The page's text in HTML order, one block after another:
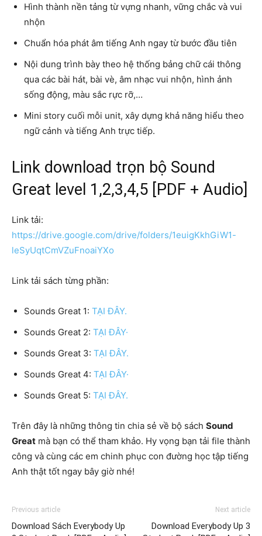
Hình thành nền tảng từ vựng nhanh, vững chắc và vui
nhộn
Chuẩn hóa phát âm tiếng Anh ngay từ bước đầu tiên
Nội dung trình bày theo hệ thống bảng chữ cái thông
qua các bài hát, bài vè, âm nhạc vui nhộn, hình ảnh
sống động, màu sắc rực rỡ,…
Mini story cuối mỗi unit, xây dựng khả năng hiểu theo
ngữ cảnh và tiếng Anh trực tiếp.
Link download trọn bộ Sound
Great level 1,2,3,4,5 [PDF + Audio]
Link tải:
https://drive.google.com/drive/folders/1euigKkhGiW1-
leSyUqtCmVZuFnoaiYXo
Link tải sách từng phần:
Sounds Great 1: TẠI ĐÂY.
Sounds Great 2: TẠI ĐÂY·
Sounds Great 3: TẠI ĐÂY.
Sounds Great 4: TẠI ĐÂY·
Sounds Great 5: TẠI ĐÂY.
Trên đây là những thông tin chia sẻ về bộ sách Sound
Great mà bạn có thể tham khảo. Hy vọng bạn tải file thành
công và cùng các em chinh phục con đường học tập tiếng
Anh thật tốt ngay bây giờ nhé!
Previous article
Download Sách Everybody Up
Next article
Download Everybody Up 3